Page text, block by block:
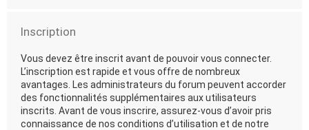
Inscription
Vous devez être inscrit avant de pouvoir vous connecter.
L’inscription est rapide et vous offre de nombreux
avantages. Les administrateurs du forum peuvent accorder
des fonctionnalités supplémentaires aux utilisateurs
inscrits. Avant de vous inscrire, assurez-vous d’avoir pris
connaissance de nos conditions d’utilisation et de notre